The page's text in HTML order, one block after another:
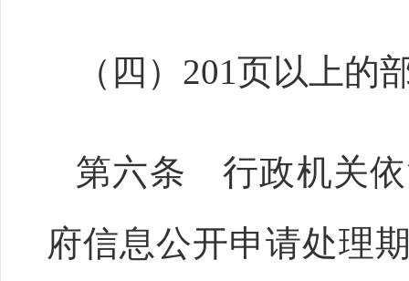
（四）201页以上的
第六条 行政机关依
府信息公开申请处理